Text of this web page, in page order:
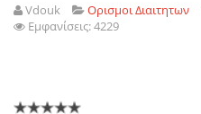
Vdouk Ορισμοι Διαιτητων
Εμφανίσεις: 4229